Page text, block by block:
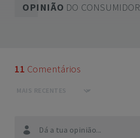
OPINIÃO DO CONSUMIDOR
Dá a tua opinião...
11 Comentários